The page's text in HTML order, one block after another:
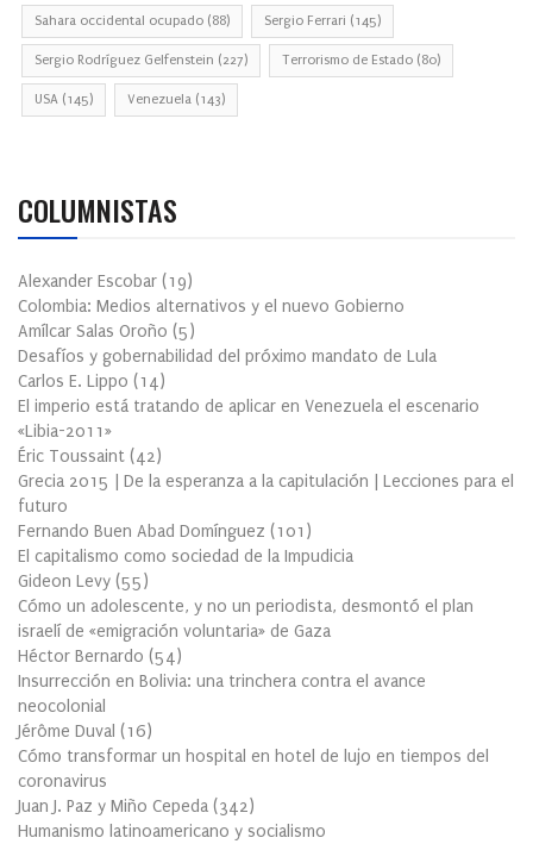
Sahara occidental ocupado (88) Sergio Ferrari (145)
Sergio Rodríguez Gelfenstein (227) Terrorismo de Estado (80)
USA (145) Venezuela (143)
COLUMNISTAS
Alexander Escobar (19)
Colombia: Medios alternativos y el nuevo Gobierno
Amílcar Salas Oroño (5)
Desafíos y gobernabilidad del próximo mandato de Lula
Carlos E. Lippo (14)
El imperio está tratando de aplicar en Venezuela el escenario
«Libia-2011»
Éric Toussaint (42)
Grecia 2015 | De la esperanza a la capitulación | Lecciones para el
futuro
Fernando Buen Abad Domínguez (101 )
El capitalismo como sociedad de la Impudicia
Gideon Levy (55)
Cómo un adolescente, y no un periodista, desmontó el plan
israelí de «emigración voluntaria» de Gaza
Héctor Bernardo (54)
Insurrección en Bolivia: una trinchera contra el avance
neocolonial
Jérôme Duval (16)
Cómo transformar un hospital en hotel de lujo en tiempos del
coronavirus
Juan J. Paz y Miño Cepeda (342)
Humanismo latinoamericano y socialismo